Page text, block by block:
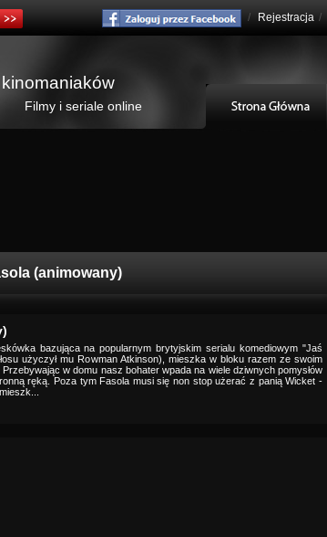
/ Rejestracja /
Filmy i seriale online
(animowany)
bazująca na popularnym brytyjskim serialu komediowym "Jaś
użyczył mu Rowman Atkinson), mieszka w bloku razem ze swoim
w domu nasz bohater wpada na wiele dziwnych pomysłów
ręką. Poza tym Fasola musi się non stop użerać z panią Wicket -